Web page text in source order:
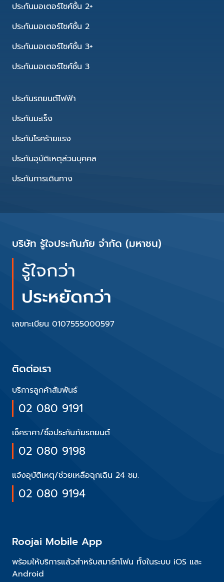
ประกันมอเตอร์ไซค์ชั้น 2+
ประกันมอเตอร์ไซค์ชั้น 2
ประกันมอเตอร์ไซค์ชั้น 3+
ประกันมอเตอร์ไซค์ชั้น 3
ประกันรถยนต์ไฟฟ้า
ประกันมะเร็ง
ประกันโรคร้ายแรง
ประกันอุบัติเหตุส่วนบุคคล
ประกันการเดินทาง
บริษัท รู้ใจประกันภัย จำกัด (มหาชน)
รู้ใจกว่า
ประหยัดกว่า
เลขทะเบียน 0107555000597
ติดต่อเรา
บริการลูกค้าสัมพันธ์
02 080 9191
เช็คราคา/ซื้อประกันภัยรถยนต์
02 080 9198
แจ้งอุบัติเหตุ/ช่วยเหลือฉุกเฉิน 24 ชม.
02 080 9194
Roojai Mobile App
พร้อมให้บริการแล้วสำหรับสมาร์ทโฟน ทั้งในระบบ iOS และ
Android